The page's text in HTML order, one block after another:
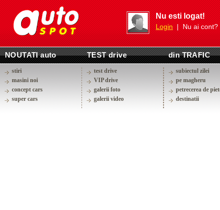
Nu esti logat!
Login| Nu ai cont?
NOUTATI auto TEST drive din TRAFIC
stiri
masini noi
concept cars
super cars
test drive
VIP drive
galerii foto
galerii video
subiectul zilei
pe magheru
petrecerea de
destinatii